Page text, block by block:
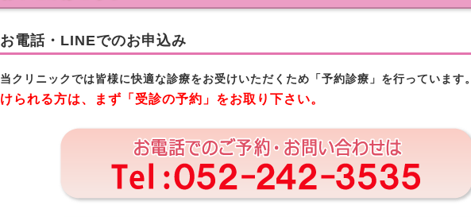
お電話・LINEでのお申込み
当クリニックでは皆様に快適な診療をお受けいただくため「予約診療」を行っています。
けられる方は、まず「受診の予約」をお取り下さい。